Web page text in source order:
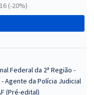
(-20%)
Federal da 2ª Região -
Agente da Polícia Judicial
(Pré-edital)